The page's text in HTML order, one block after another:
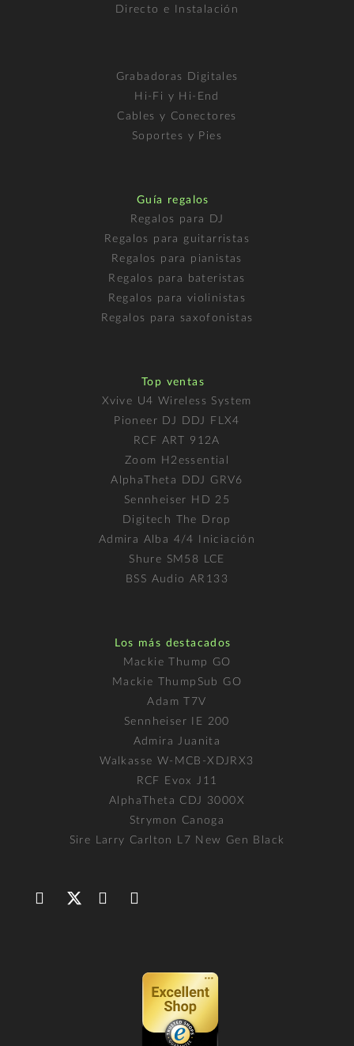
Directo e Instalación
Grabadoras Digitales
Hi-Fi y Hi-End
Cables y Conectores
Soportes y Pies
Guía regalos
Regalos para DJ
Regalos para guitarristas
Regalos para pianistas
Regalos para bateristas
Regalos para violinistas
Regalos para saxofonistas
Top ventas
Xvive U4 Wireless System
Pioneer DJ DDJ FLX4
RCF ART 912A
Zoom H2essential
AlphaTheta DDJ GRV6
Sennheiser HD 25
Digitech The Drop
Admira Alba 4/4 Iniciación
Shure SM58 LCE
BSS Audio AR133
Los más destacados
Mackie Thump GO
Mackie ThumpSub GO
Adam T7V
Sennheiser IE 200
Admira Juanita
Walkasse W-MCB-XDJRX3
RCF Evox J11
AlphaTheta CDJ 3000X
Strymon Canoga
Sire Larry Carlton L7 New Gen Black